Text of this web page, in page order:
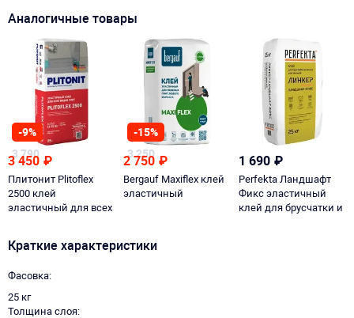
Аналогичные товары
-9%
3 790
3 450 ₽
Плитонит Plitoflex
2500 клей
эластичный для всех
-15%
3 250
2 750 ₽
Bergauf Maxiflex клей
эластичный
1 690 ₽
Perfekta Ландшафт
Фикс эластичный
клей для брусчатки и
Краткие характеристики
Фасовка
25 кг
Толщина слоя